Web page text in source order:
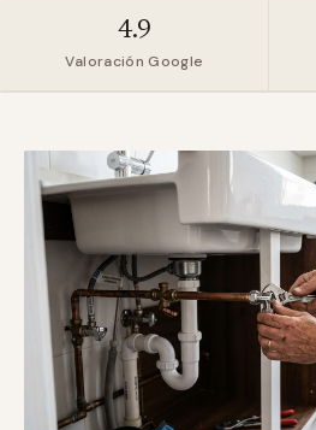
4.9
Valoración Google